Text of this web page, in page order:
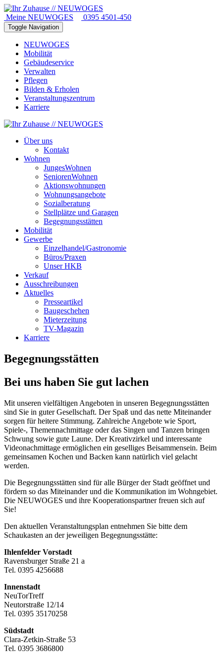
Meine NEUWOGES 0395 4501-450
Toggle Navigation
NEUWOGES
Mobilität
Gebäudeservice
Verwalten
Pflegen
Bilden & Erholen
Veranstaltungszentrum
Karriere
Über uns
Kontakt
Wohnen
JungesWohnen
SeniorenWohnen
Aktionswohnungen
Wohnungsangebote
Sozialberatung
Stellplätze und Garagen
Begegnungsstätten
Mobilität
Gewerbe
Einzelhandel/Gastronomie
Büros/Praxen
Unser HKB
Verkauf
Ausschreibungen
Aktuelles
Presseartikel
Baugeschehen
Mieterzeitung
TV-Magazin
Karriere
Begegnungsstätten
Bei uns haben Sie gut lachen
Mit unseren vielfältigen Angeboten in unseren Begegnungsstätten
sind Sie in guter Gesellschaft. Der Spaß und das nette Miteinander
sorgen für heitere Stimmung. Zahlreiche Angebote wie Sport,
Spiele-, Themennachmittage oder das Singen und Tanzen bringen
Schwung sowie gute Laune. Der Kreativzirkel und interessante
Videonachmittage ermöglichen ein geselliges Beisammensein. Beim
gemeinsamen Kochen und Backen kann natürlich viel gelacht
werden.
Die Begegnungsstätten sind für alle Bürger der Stadt geöffnet und
fördern so das Miteinander und die Kommunikation im Wohngebiet.
Die NEUWOGES und ihre Kooperationspartner freuen sich auf
Sie!
Den aktuellen Veranstaltungsplan entnehmen Sie bitte dem
Schaukasten an der jeweiligen Begegnungsstätte:
Ihlenfelder Vorstadt
Ravensburger Straße 21 a
Tel. 0395 4256688
Innenstadt
NeuTorTreff
Neutorstraße 12/14
Tel. 0395 35170258
Südstadt
Clara-Zetkin-Straße 53
Tel. 0395 3686800